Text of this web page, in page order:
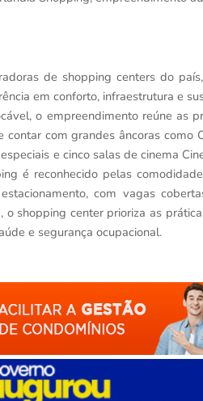
de shopping centers do
em conforto, infraestrutura e
o empreendimento reúne as
com grandes âncoras como
e cinco salas de cinema
é reconhecido pelas
com vagas
shopping center prioriza as
e segurança ocupacional.